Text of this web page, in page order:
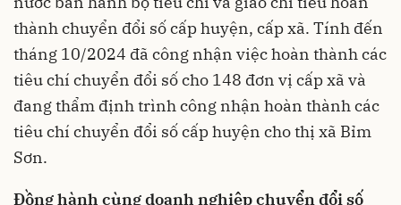
thành chuyển đổi số cấp huyện, cấp xã. Tính đến
tháng 10/2024 đã công nhận việc hoàn thành các
tiêu chí chuyển đổi số cho 148 đơn vị cấp xã và
đang thẩm định trình công nhận hoàn thành các
tiêu chí chuyển đổi số cấp huyện cho thị xã Bỉm
Sơn.
Đồng hành cùng doanh nghiệp chuyển đổi số